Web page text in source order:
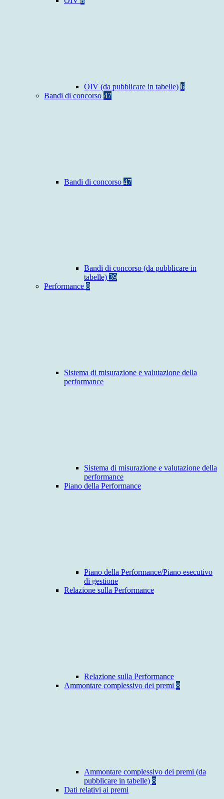
OIV (da pubblicare in tabelle) 6
Bandi di concorso 47
Bandi di concorso 47
Bandi di concorso (da pubblicare in
tabelle) 39
Performance 8
Sistema di misurazione e valutazione della
performance
Sistema di misurazione e valutazione della
performance
Piano della Performance
Piano della Performance/Piano esecutivo
di gestione
Relazione sulla Performance
Relazione sulla Performance
Ammontare complessivo dei premi 8
Ammontare complessivo dei premi (da
pubblicare in tabelle) 8
Dati relativi ai premi